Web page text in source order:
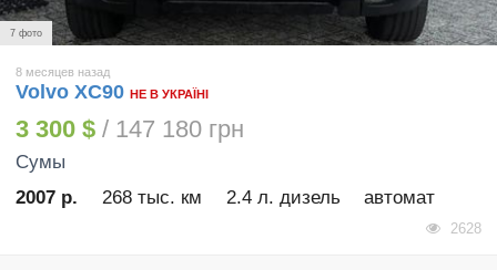
7 фото
8 месяцев назад
Volvo XC90 НЕ В УКРАЇНІ
3 300 $ / 147 180 грн
Сумы
2007 р.
268 тыс. км 2.4 л. дизель автомат
2628